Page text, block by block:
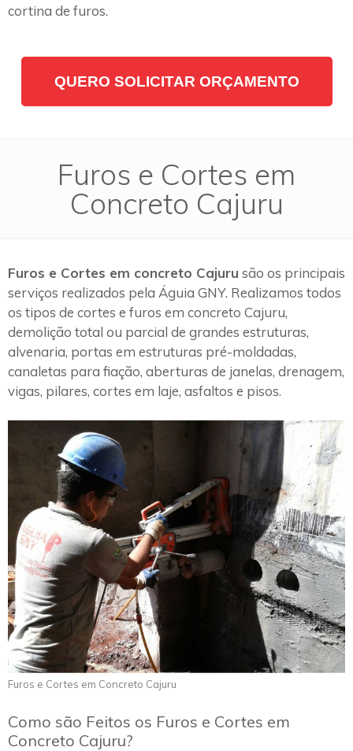
cortina de furos.
QUERO SOLICITAR ORÇAMENTO
Furos e Cortes em
Concreto Cajuru
Furos e Cortes em concreto Cajuru são os principais
serviços realizados pela Águia GNY. Realizamos todos
os tipos de cortes e furos em concreto Cajuru,
demolição total ou parcial de grandes estruturas,
alvenaria, portas em estruturas pré-moldadas,
canaletas para fiação, aberturas de janelas, drenagem,
vigas, pilares, cortes em laje, asfaltos e pisos.
Furos e Cortes em Concreto Cajuru
Como são Feitos os Furos e Cortes em
Concreto Cajuru?